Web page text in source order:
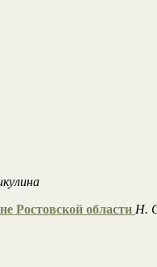
Ростовской области Н.